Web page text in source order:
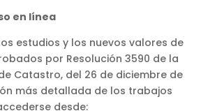
en línea
estudios y los nuevos valores de
por Resolución 3590 de la
Catastro, del 26 de diciembre de
más detallada de los trabajos
desde: